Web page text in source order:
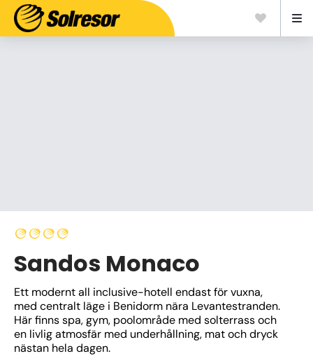
Sandos Monaco
Ett modernt all inclusive-hotell endast för vuxna,
med centralt läge i Benidorm nära Levantestranden.
Här finns spa, gym, poolområde med solterrass och
en livlig atmosfär med underhållning, mat och dryck
nästan hela dagen.